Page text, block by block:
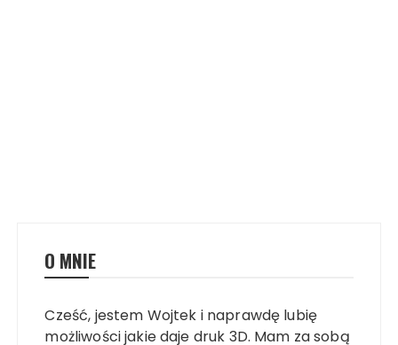
O MNIE
Cześć, jestem Wojtek i naprawdę lubię
możliwości jakie daje druk 3D. Mam za sobą